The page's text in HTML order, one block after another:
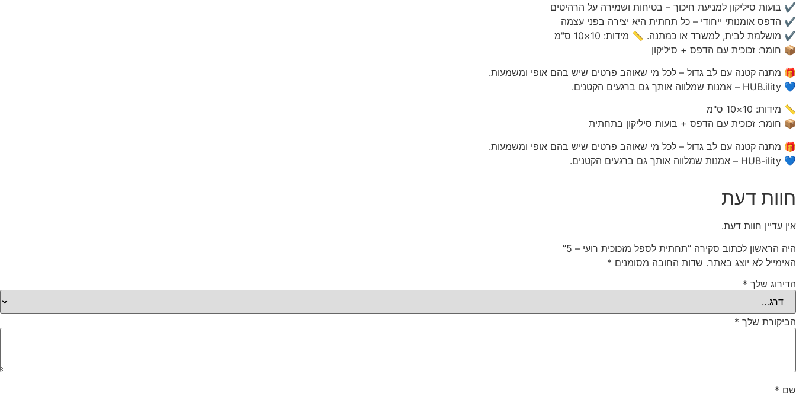
✔ בועות סיליקון למניעת חיכוך – בטיחות ושמירה על הרהיטים
✔ הדפס אומנותי ייחודי – כל תחתית היא יצירה בפני עצמה
✔ מושלמת לבית, למשרד או כמתנה. 📏 מידות: 10×10 ס"מ
📦 חומר: זכוכית עם הדפס + סיליקון
🎁 מתנה קטנה עם לב גדול – לכל מי שאוהב פרטים שיש בהם אופי ומשמעות.
💙 HUB.ility – אמנות שמלווה אותך גם ברגעים הקטנים.
📏 מידות: 10×10 ס"מ
📦 חומר: זכוכית עם הדפס + בועות סיליקון בתחתית
🎁 מתנה קטנה עם לב גדול – לכל מי שאוהב פרטים שיש בהם אופי ומשמעות.
💙 HUB-ility – אמנות שמלווה אותך גם ברגעים הקטנים.
חוות דעת
אין עדיין חוות דעת.
היה הראשון לכתוב סקירה “תחתית לספל מזכוכית רועי – 5”
האימייל לא יוצג באתר. שדות החובה מסומנים *
הדירוג שלך *
הביקורת שלך *
שם *